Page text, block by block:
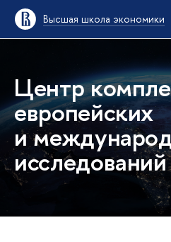
Высшая школа экономики
Центр
европейских
и